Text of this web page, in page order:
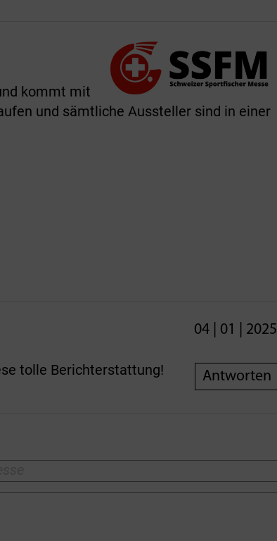
kommt mit
und sämtliche Aussteller sind in einer
04 | 01 | 2025
tolle Berichterstattung! Antworten